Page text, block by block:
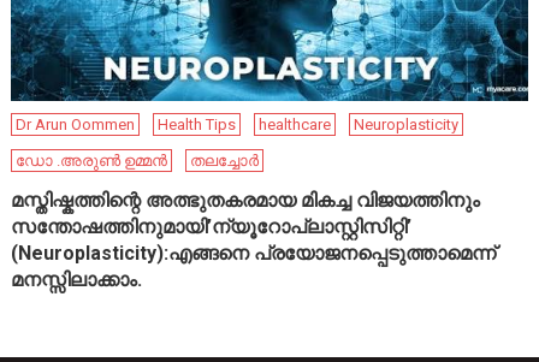
Dr Arun Oommen Health Tips healthcare
Neuroplasticity
ഡോ .അരുൺ ഉമ്മൻ
തലച്ചോർ
മസ്തിഷ്കത്തിന്റെ അത്ഭുതകരമായ മികച്ച വിജയത്തിനും
സന്തോഷത്തിനുമായി’ന്യൂറോപ്ലാസ്റ്റിസിറ്റി’
(Neuroplasticity):എങ്ങനെ പ്രയോജനപ്പെടുത്താമെന്ന്
മനസ്സിലാക്കാം.